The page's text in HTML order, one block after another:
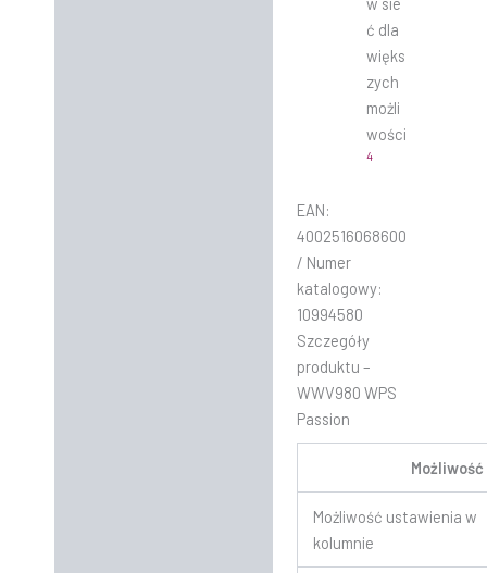
ć dla
więks
zych
możli
wości
4
EAN:
4002516068600
/ Numer
katalogowy:
10994580
Szczegóły
produktu –
WWV980 WPS
Passion
Możliwość ustawienia w
kolumnie